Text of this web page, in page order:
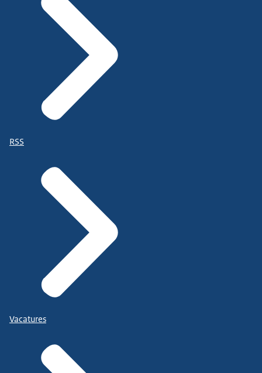
RSS
Vacatures